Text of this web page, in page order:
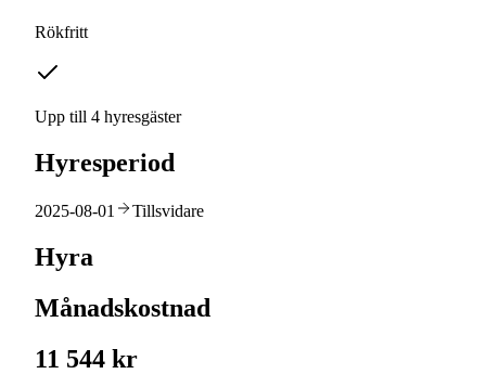
Rökfritt
Upp till 4 hyresgäster
Hyresperiod
2025-08-01 Tillsvidare
Hyra
Månadskostnad
11 544 kr